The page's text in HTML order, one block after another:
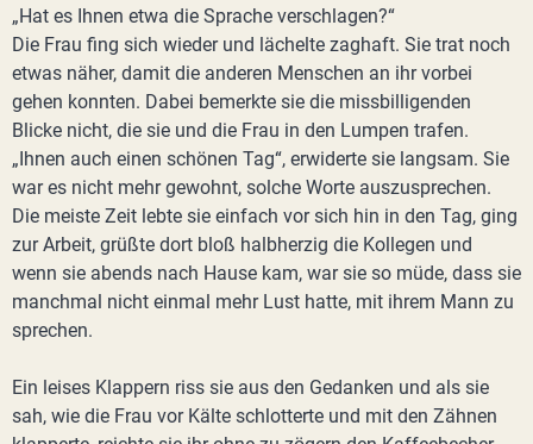
„Hat es Ihnen etwa die Sprache verschlagen?“
Die Frau fing sich wieder und lächelte zaghaft. Sie trat noch
etwas näher, damit die anderen Menschen an ihr vorbei
gehen konnten. Dabei bemerkte sie die missbilligenden
Blicke nicht, die sie und die Frau in den Lumpen trafen.
„Ihnen auch einen schönen Tag“, erwiderte sie langsam. Sie
war es nicht mehr gewohnt, solche Worte auszusprechen.
Die meiste Zeit lebte sie einfach vor sich hin in den Tag, ging
zur Arbeit, grüßte dort bloß halbherzig die Kollegen und
wenn sie abends nach Hause kam, war sie so müde, dass sie
manchmal nicht einmal mehr Lust hatte, mit ihrem Mann zu
sprechen.
Ein leises Klappern riss sie aus den Gedanken und als sie
sah, wie die Frau vor Kälte schlotterte und mit den Zähnen